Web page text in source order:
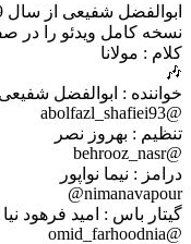
ابوالفضل شفیعی از سال 89 فعالیت موسیقی خود را آغاز کرد و در طی این مدت با بسیاری از نوازندگان همکاری و اجراهای زنده داشته ولی ، بطور رسمی موزیک ضبط شده ای ارائه نداده بود .
نسخه کامل ویدئو را در
کلام : مولانا
🎶
خواننده : ابوالفضل شفیعی
@abolfazl_shafiei93
تنظیم : بهروز نصر
@behrooz_nasr
درامز : نیما نواپور
nimanavapour@
گیتار باس : امید فرهود نیا
@omid_farhoodnia